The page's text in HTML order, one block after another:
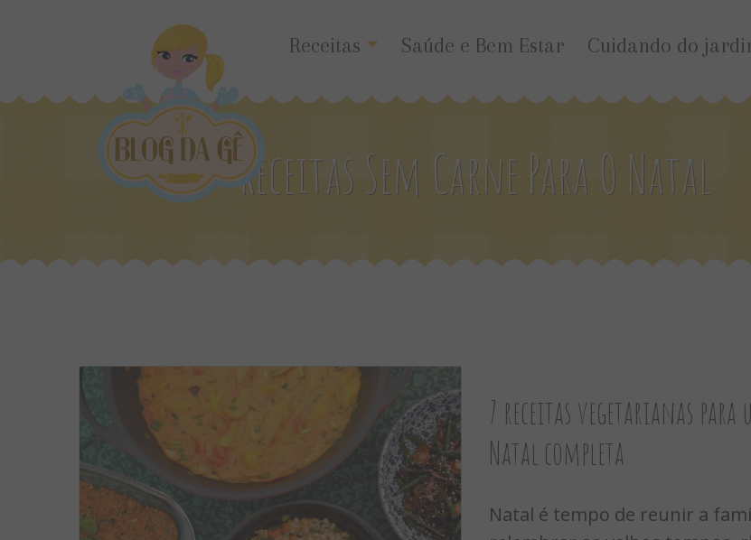
Receitas Saúde e Bem Estar Cuidando do
Receitas Sem Carne Para O Natal
7 receitas vegetarianas para
Natal completa
Natal é tempo de reunir a